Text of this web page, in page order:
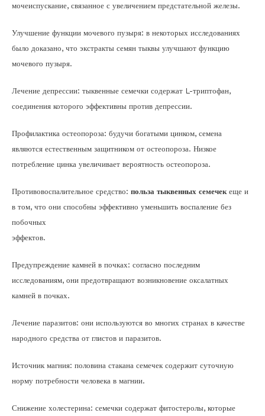
мочеиспускание, связанное с увеличением предстательной железы.
Улучшение функции мочевого пузыря: в некоторых исследованиях
было доказано, что экстракты семян тыквы улучшают функцию
мочевого пузыря.
Лечение депрессии: тыквенные семечки содержат L-триптофан,
соединения которого эффективны против депрессии.
Профилактика остеопороза: будучи богатыми цинком, семена
являются естественным защитником от остеопороза. Низкое
потребление цинка увеличивает вероятность остеопороза.
Противовоспалительное средство: польза тыквенных семечек еще и
в том, что они способны эффективно уменьшить воспаление без
побочных
эффектов.
Предупреждение камней в почках: согласно последним
исследованиям, они предотвращают возникновение оксалатных
камней в почках.
Лечение паразитов: они используются во многих странах в качестве
народного средства от глистов и паразитов.
Источник магния: половина стакана семечек содержит суточную
норму потребности человека в магнии.
Снижение холестерина: семечки содержат фитостеролы, которые